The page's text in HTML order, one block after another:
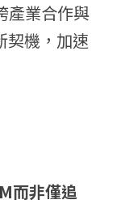
產業合作與
契機，加速
而非僅追